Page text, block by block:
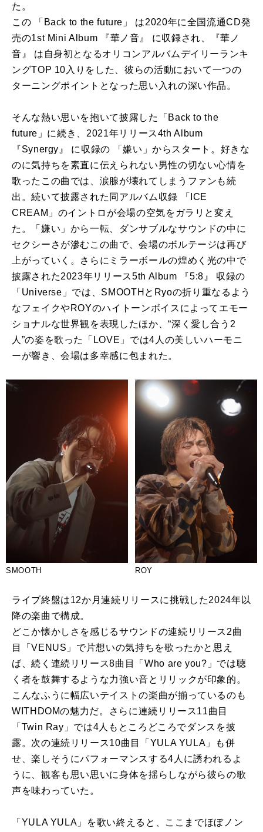
た。
この 「Back to the future」 は2020年に全国流通CD発
売の1st Mini Album 『華ノ音』 に収録され、『華ノ
音』 は自身初となるオリコンアルバムデイリーランキ
ングTOP 10入りをした、彼らの活動において一つの
ターニングポイントとなった思い入れの深い作品。
そんな熱い思いを抱いて披露した「Back to the
future」に続き、2021年リリース4th Album
『Synergy』 に収録の 「嫌い」からスタート。好きな
のに気持ちを素直に伝えられない男性の切ない心情を
歌ったこの曲では、涙腺が壊れてしまうファンも続
出。続いて披露された同アルバム収録 「ICE
CREAM」のイントロが会場の空気をガラリと変え
た。「嫌い」から一転、ダンサブルなサウンドの中に
セクシーさが滲むこの曲で、会場のボルテージは再び
上がっていく。さらにミラーボールの煌めく光の中で
披露された2023年リリース5th Album 『5:8』 収録の
「Universe」では、SMOOTHとRyoの折り重なるよう
なフェイクやROYのハイトーンボイスによってエモー
ショナルな世界観を表現したほか、“深く愛し合う2
人”の姿を歌った「LOVE」では4人の美しいハーモニ
ーが響き、会場は多幸感に包まれた。
SMOOTH ROY
ライブ終盤は12か月連続リリースに挑戦した2024年以
降の楽曲で構成。
どこか懐かしさを感じるサウンドの連続リリース2曲
目「VENUS」で片想いの気持ちを歌ったかと思え
ば、続く連続リリース8曲目「Who are you?」では聴
く者を鼓舞するような力強い音とリリックが印象的。
こんなふうに幅広いテイストの楽曲が揃っているのも
WITHDOMの魅力だ。さらに連続リリース11曲目
「Twin Ray」では4人もところどころでダンスを披
露。次の連続リリース10曲目「YULA YULA」も併
せ、楽しそうにパフォーマンスする4人に誘われるよ
うに、観客も思い思いに身体を揺らしながら彼らの歌
声を味わっていた。
「 YULA YULA 」を歌い終えると、ここまでほぼノン